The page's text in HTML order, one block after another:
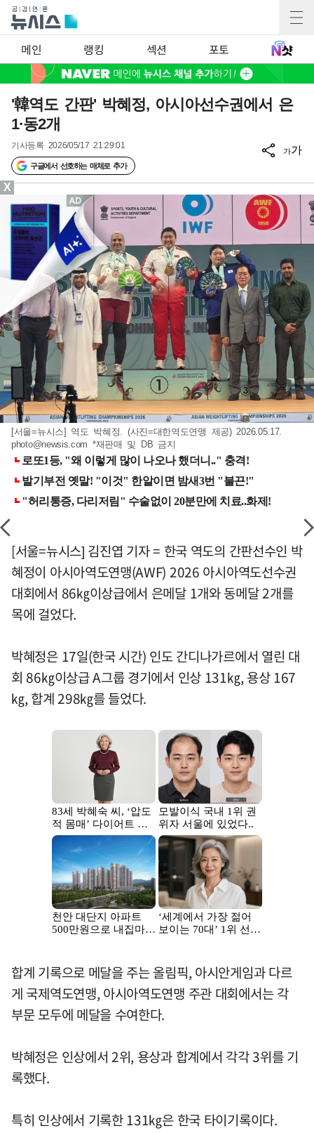
메인 랭킹 섹션 포토
'韓역도 간판' 박혜정, 아시아선수권에서 은
1·동2개
기사등록 2026/05/17 21:29:01
구글에서 선호하는 매체로 추가
가가
[서울=뉴시스] 역도 박혜정. (사진=대한역도연맹 제공) 2026.05.17.
photo@newsis.com *재판매 및 DB 금지
[서울=뉴시스] 김진엽 기자 = 한국 역도의 간판선수인 박
혜정이 아시아역도연맹(AWF) 2026 아시아역도선수권
대회에서 86㎏이상급에서 은메달 1개와 동메달 2개를
목에 걸었다.
박혜정은 17일(한국 시간) 인도 간디나가르에서 열린 대
회 86㎏이상급 A그룹 경기에서 인상 131㎏, 용상 167
㎏, 합계 298㎏를 들었다.
합계 기록으로 메달을 주는 올림픽, 아시안게임과 다르
게 국제역도연맹, 아시아역도연맹 주관 대회에서는 각
부문 모두에 메달을 수여한다.
박혜정은 인상에서 2위, 용상과 합계에서 각각 3위를 기
록했다.
특히 인상에서 기록한 131㎏은 한국 타이기록이다.
X